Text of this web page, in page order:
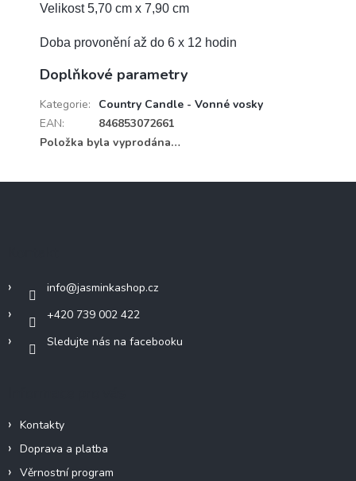
Velikost 5,70 cm x 7,90 cm
Doba provonění až do 6 x 12 hodin
Doplňkové parametry
Kategorie:
Country Candle - Vonné vosky
EAN:
846853072661
Položka byla vyprodána…
info@jasminkashop.cz
+420 739 002 422
Sledujte nás na facebooku
Kontakty
Doprava a platba
Věrnostní program